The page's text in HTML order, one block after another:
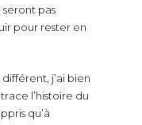
seront pas
pour rester en
j’ai bien
l’histoire du
qu’à